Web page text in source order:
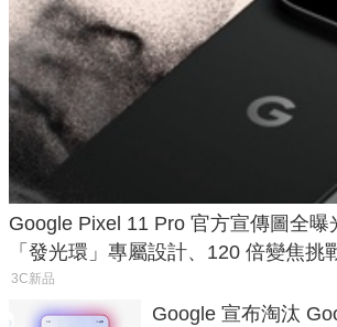
Google Pixel 11 Pro 官方宣傳圖全曝
「發光環」專屬設計、120 倍變焦挑
3C新品
Google 宣布淘汰